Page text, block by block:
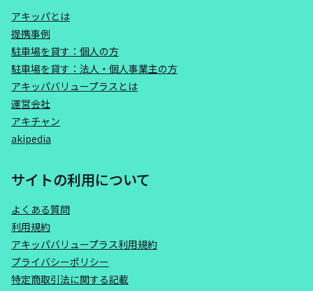
アキッパとは
提携事例
駐車場を貸す：個人の方
駐車場を貸す：法人・個人事業主の方
アキッパバリュープラスとは
運営会社
アキチャン
akipedia
サイトの利用について
よくある質問
利用規約
アキッパバリュープラス利用規約
プライバシーポリシー
特定商取引法に関する記載